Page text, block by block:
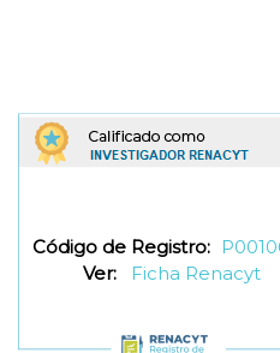
Código de Registro:
Ver:
Ficha Renacyt